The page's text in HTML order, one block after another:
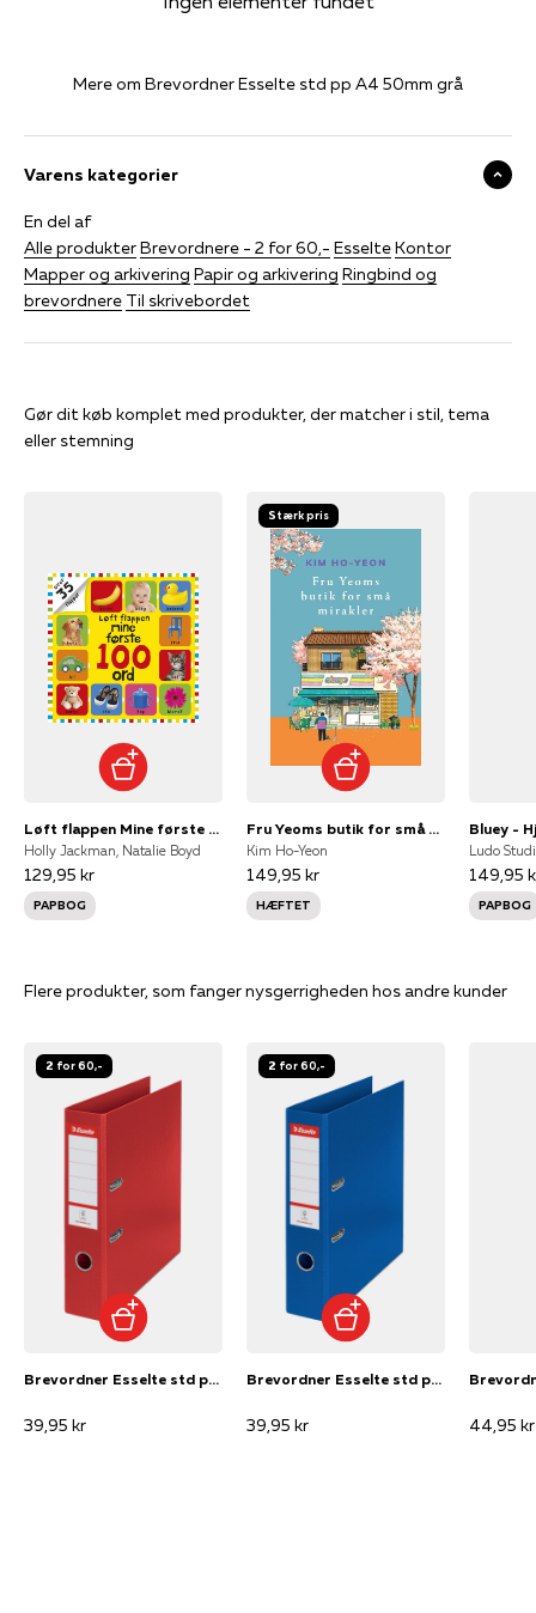
en del af din daglige rutine med Esselte Brevordneren.
Mere om Brevordner Esselte std pp A4 50mm grå
Varens kategorier
En del af
Alle produkterBrevordnere - 2 for 60,- EsselteKontor
Mapper og arkivering Papir og arkivering Ringbind og
brevordnere Til skrivebordet
Gør dit køb komplet med produkter, der matcher i stil, tema
eller stemning
Løft flappen Mine første 100 ord
Holly Jackman, Natalie Boyd
129,95 kr
PAPBOG
Stærk pris
Fru Yeoms butik for små mirakler
Kim Ho-Yeon
149,95 kr
HÆFTET
Bluey -
Ludo
149,95
PAPBOG
Flere produkter, som fanger nysgerrigheden hos andre kunder
2 for 60,-
Brevordner Esselte std pp A4 75mm rød
39,95 kr
2 for 60,-
Brevordner Esselte std pp A4 75mm blå
39,95 kr 44,95 kr